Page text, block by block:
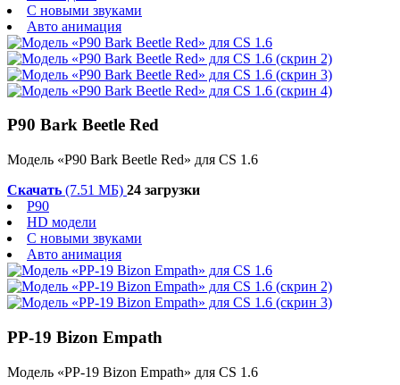
С новыми звуками
Авто анимация
P90 Bark Beetle Red
Модель «P90 Bark Beetle Red» для CS 1.6
Скачать (7.51 МБ) 24 загрузки
P90
HD модели
С новыми звуками
Авто анимация
PP-19 Bizon Empath
Модель «PP-19 Bizon Empath» для CS 1.6